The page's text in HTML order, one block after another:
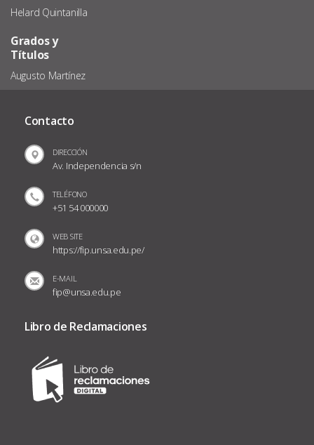
Helard Quintanilla
Grados y
Títulos
Augusto Martínez
Contacto
DIRECCIÓN
Av. Independencia s/n
TELÉFONO
+51 54 000000
WEB SITE
https://fip.unsa.edu.pe/
E-MAIL
fip@unsa.edu.pe
Libro de Reclamaciones